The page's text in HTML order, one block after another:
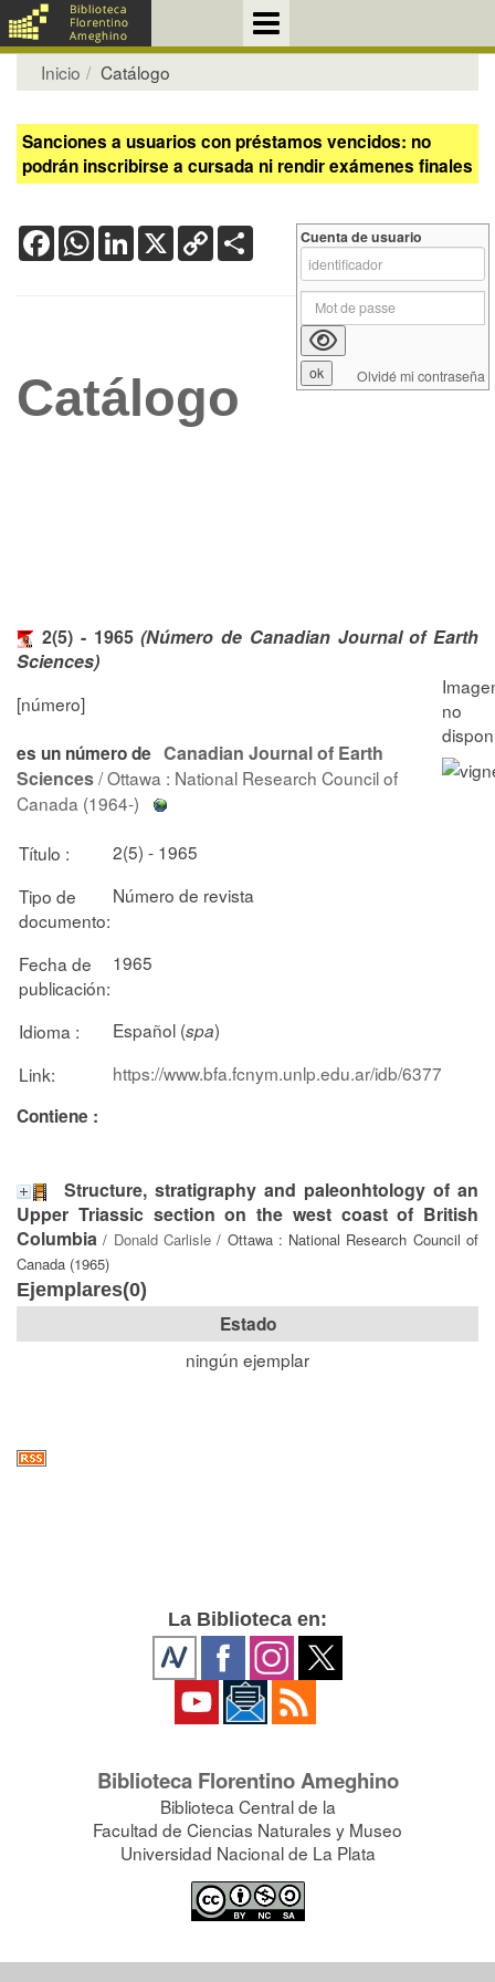
Inicio Catálogo
Sanciones a usuarios con préstamos vencidos: no
podrán inscribirse a cursada ni rendir exámenes finales
FacebookWhatsApp
LinkedIn
X Copy
Link
Catálogo
2(5) - 1965(Número de Canadian Journal of Earth
Sciences)
[número]
es un número de Canadian Journal of Earth
Sciences/ Ottawa : National Research Council of
Canada (1964-)
Título :
2(5) - 1965
Tipo de
documento:
Número de revista
Fecha de
publicación:
1965
Idioma : Español (spa)
Link:
https://www.bfa.fcnym.unlp.edu.ar/idb/6377
Contiene :
Structure, stratigraphy and paleonhtology of an
Upper Triassic section on the west coast of British
Columbia / Donald Carlisle/ Ottawa : National Research Council of
Canada (1965)
Ejemplares(0)
Estado
ningún ejemplar
Cuenta de usuario
Olvidé mi contraseña
La Biblioteca en:
Biblioteca Florentino Ameghino
Biblioteca Central de la
Facultad de Ciencias Naturales y Museo
Universidad Nacional de La Plata